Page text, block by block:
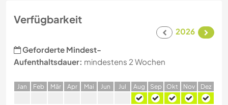
Verfügbarkeit
2026
Geforderte Mindest-
Aufenthaltsdauer: mindestens 2 Wochen
Jan Feb Mär Apr Mai Jun Jul Aug Sep Okt Nov Dez